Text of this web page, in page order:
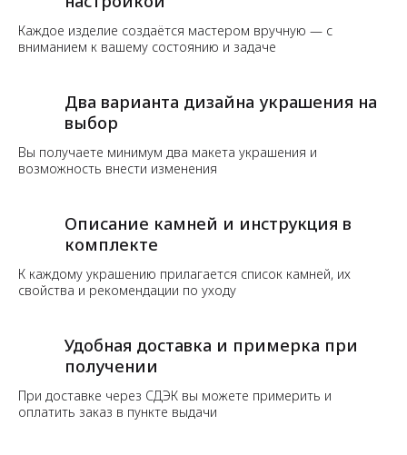
Каждое изделие создаётся мастером вручную — с
вниманием к вашему состоянию и задаче
Два варианта дизайна украшения на
выбор
Вы получаете минимум два макета украшения и
возможность внести изменения
Описание камней и инструкция в
комплекте
К каждому украшению прилагается список камней, их
свойства и рекомендации по уходу
Удобная доставка и примерка при
получении
При доставке через СДЭК вы можете примерить и
оплатить заказ в пункте выдачи